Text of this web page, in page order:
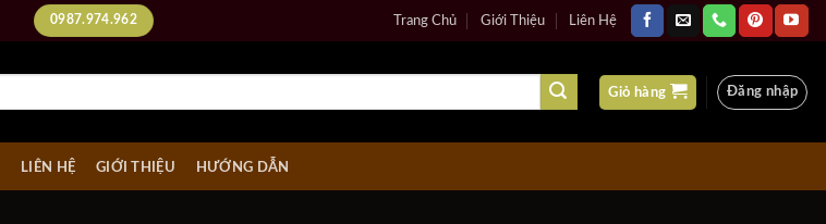
0987.974.962 Trang Chủ Giới Thiệu Liên Hệ
Giỏ hàng Đăng nhập
LIÊN HỆ GIỚI THIỆU HƯỚNG DẪN